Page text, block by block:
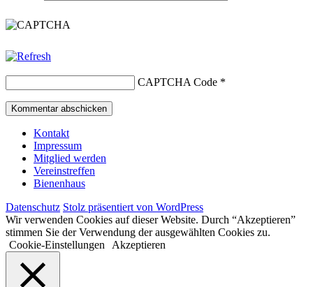
CAPTCHA Code *
Kontakt
Impressum
Mitglied werden
Vereinstreffen
Bienenhaus
Datenschutz Stolz präsentiert von WordPress
Wir verwenden Cookies auf dieser Website. Durch “Akzeptieren”
stimmen Sie der Verwendung der ausgewählten Cookies zu.
Cookie-Einstellungen
Akzeptieren